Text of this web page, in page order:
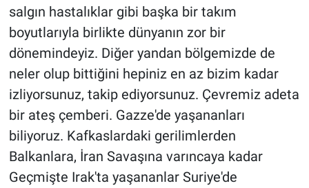
salgın hastalıklar gibi başka bir takım
boyutlarıyla birlikte dünyanın zor bir
dönemindeyiz. Diğer yandan bölgemizde de
neler olup bittiğini hepiniz en az bizim kadar
izliyorsunuz, takip ediyorsunuz. Çevremiz adeta
bir ateş çemberi. Gazze'de yaşananları
biliyoruz. Kafkaslardaki gerilimlerden
Balkanlara, İran Savaşına varıncaya kadar
Geçmişte Irak'ta yaşananlar Suriye'de